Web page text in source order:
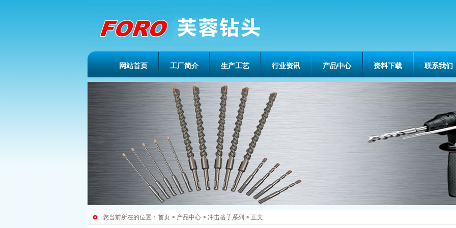
网站首页 工厂简介 生产工艺 行业资讯 产品中心 资料下载 联系我们
您当前所在的位置： 首页 > 产品中心 > 冲击凿子系列 > 正文